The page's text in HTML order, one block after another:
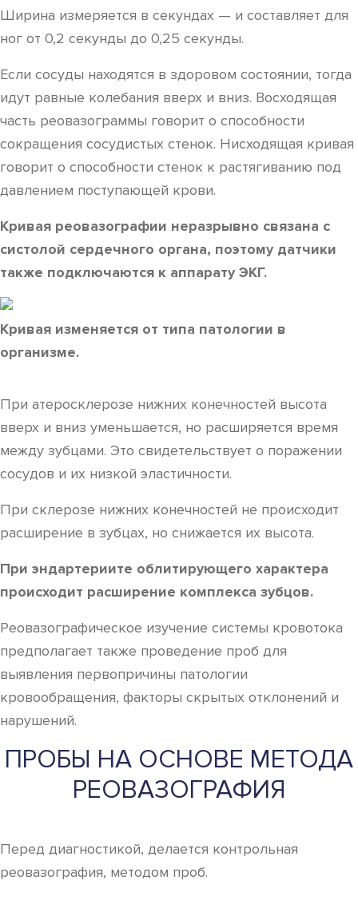
Ширина измеряется в секундах — и составляет для
ног от 0,2 секунды до 0,25 секунды.
Если сосуды находятся в здоровом состоянии, тогда
идут равные колебания вверх и вниз. Восходящая
часть реовазограммы говорит о способности
сокращения сосудистых стенок. Нисходящая кривая
говорит о способности стенок к растягиванию под
давлением поступающей крови.
Кривая реовазографии неразрывно связана с
систолой сердечного органа, поэтому датчики
также подключаются к аппарату ЭКГ.
Кривая изменяется от типа патологии в
организме.
При атеросклерозе нижних конечностей высота
вверх и вниз уменьшается, но расширяется время
между зубцами. Это свидетельствует о поражении
сосудов и их низкой эластичности.
При склерозе нижних конечностей не происходит
расширение в зубцах, но снижается их высота.
При эндартериите облитирующего характера
происходит расширение комплекса зубцов.
Реовазографическое изучение системы кровотока
предполагает также проведение проб для
выявления первопричины патологии
кровообращения, факторы скрытых отклонений и
нарушений.
ПРОБЫ НА ОСНОВЕ МЕТОДА
РЕОВАЗОГРАФИЯ
Перед диагностикой, делается контрольная
реовазография, методом проб.